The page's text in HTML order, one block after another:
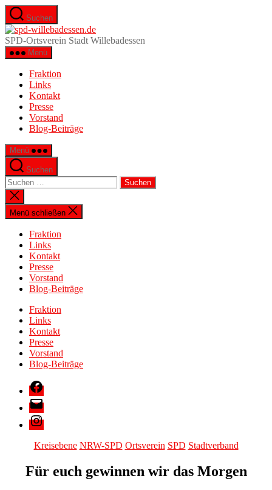
Zum
Inhalt
springen
Suchen
spd-
willebadessen.de
SPD-Ortsverein Stadt Willebadessen
Menü
Fraktion
Links
Kontakt
Presse
Vorstand
Blog-Beiträge
Menü
Suchen
Suche
nach:
Suche
schließen
Menü schließen
Fraktion
Links
Kontakt
Presse
Vorstand
Blog-Beiträge
Fraktion
Links
Kontakt
Presse
Vorstand
Blog-Beiträge
Facebook
E-
Mail
Instagram
Kategorien
Kreisebene NRW-SPD Ortsverein SPD Stadtverband
Für euch gewinnen wir das Morgen